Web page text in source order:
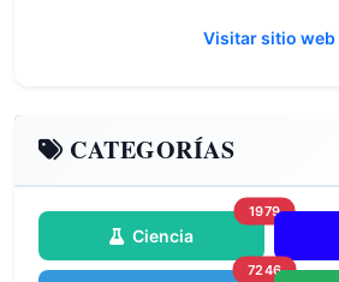
Visitar sitio web
CATEGORÍAS
Ciencia
1979
7246